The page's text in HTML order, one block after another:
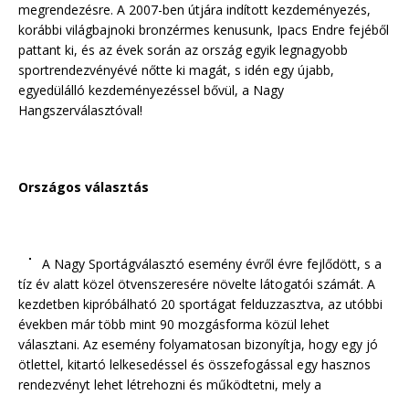
megrendezésre. A 2007-ben útjára indított kezdeményezés,
korábbi világbajnoki bronzérmes kenusunk, Ipacs Endre fejéből
pattant ki, és az évek során az ország egyik legnagyobb
sportrendezvényévé nőtte ki magát, s idén egy újabb,
egyedülálló kezdeményezéssel bővül, a Nagy
Hangszerválasztóval!
Országos választás
A Nagy Sportágválasztó esemény évről évre fejlődött, s a
tíz év alatt közel ötvenszeresére növelte látogatói számát. A
kezdetben kipróbálható 20 sportágat felduzzasztva, az utóbbi
években már több mint 90 mozgásforma közül lehet
választani. Az esemény folyamatosan bizonyítja, hogy egy jó
ötlettel, kitartó lelkesedéssel és összefogással egy hasznos
rendezvényt lehet létrehozni és működtetni, mely a